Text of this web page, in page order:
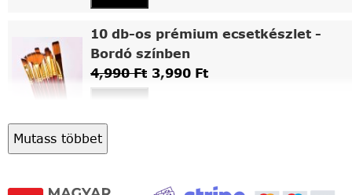
10 db-os prémium ecsetkészlet -
Bordó színben
4,990Ft 3,990 Ft
Asztali fa festőállvány
Mutass többet